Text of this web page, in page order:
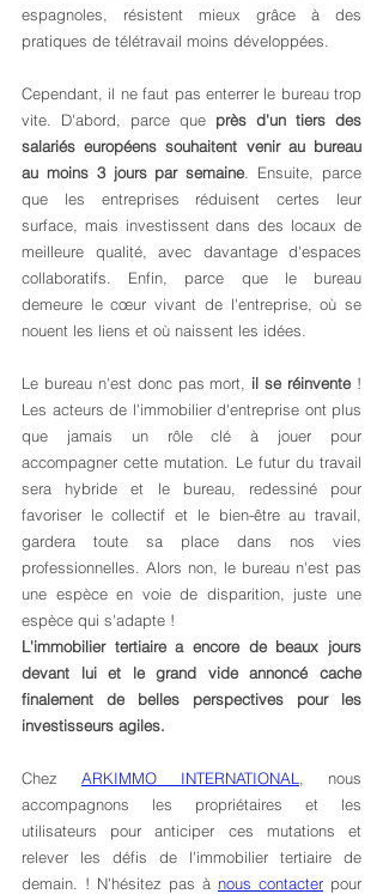
espagnoles, résistent mieux grâce à des
pratiques de télétravail moins développées.
Cependant, il ne faut pas enterrer le bureau trop
vite. D'abord, parce que près d'un tiers des
salariés européens souhaitent venir au bureau
au moins 3 jours par semaine. Ensuite, parce
que les entreprises réduisent certes leur
surface, mais investissent dans des locaux de
meilleure qualité, avec davantage d'espaces
collaboratifs. Enfin, parce que le bureau
demeure le cœur vivant de l'entreprise, où se
nouent les liens et où naissent les idées.
Le bureau n'est donc pas mort, il se réinvente !
Les acteurs de l'immobilier d'entreprise ont plus
que jamais un rôle clé à jouer pour
accompagner cette mutation. Le futur du travail
sera hybride et le bureau, redessiné pour
favoriser le collectif et le bien-être au travail,
gardera toute sa place dans nos vies
professionnelles. Alors non, le bureau n'est pas
une espèce en voie de disparition, juste une
espèce qui s'adapte !
L'immobilier tertiaire a encore de beaux jours
devant lui et le grand vide annoncé cache
finalement de belles perspectives pour les
investisseurs agiles.
Chez ARKIMMO INTERNATIONAL, nous
accompagnons les propriétaires et les
utilisateurs pour anticiper ces mutations et
relever les défis de l'immobilier tertiaire de
demain. ! N'hésitez pas à nous contacter pour